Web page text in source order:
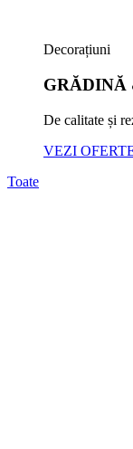
Decorațiuni
GRĂDINĂ
De calitate și
VEZI
Toate